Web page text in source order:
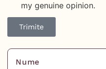
my genuine opinion.
Trimite